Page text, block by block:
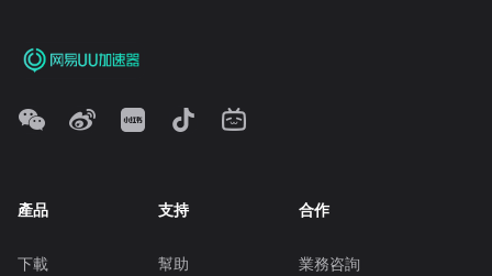
產品
下載
支持
幫助
合作
業務咨詢